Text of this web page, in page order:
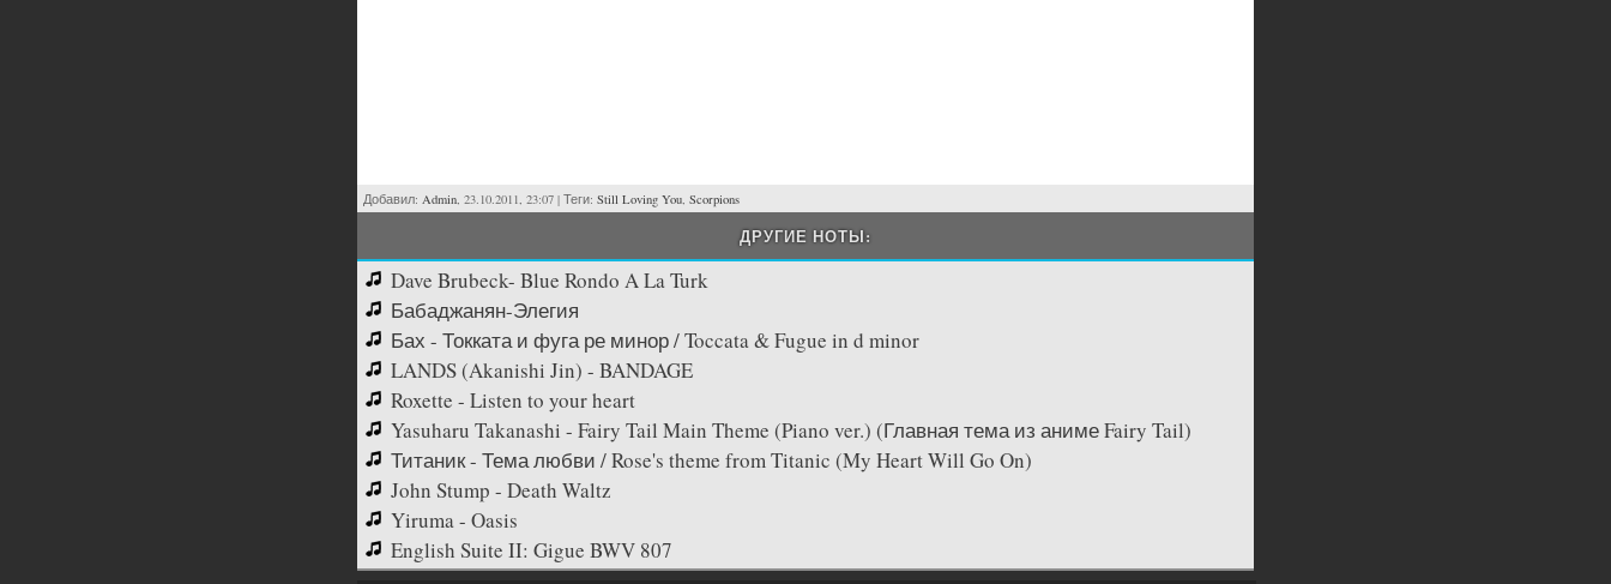
Добавил: Admin, 23.10.2011, 23:07 | Теги: Still Loving You, Scorpions
ДРУГИЕ НОТЫ:
Dave Brubeck- Blue Rondo A La Turk
Бабаджанян-Элегия
Бах - Токката и фуга ре минор / Toccata & Fugue in d minor
LANDS (Akanishi Jin) - BANDAGE
Roxette - Listen to your heart
Yasuharu Takanashi - Fairy Tail Main Theme (Piano ver.) (Главная тема из аниме Fairy Tail)
Титаник - Тема любви / Rose's theme from Titanic (My Heart Will Go On)
John Stump - Death Waltz
Yiruma - Oasis
English Suite II: Gigue BWV 807